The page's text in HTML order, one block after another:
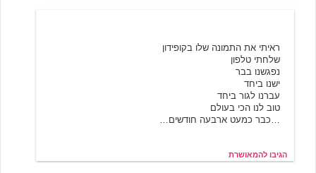
ראיתי את התמונה שלו בקופידון
שלחתי טלפון
נפגשנו בבר
ישנו ביחד
עברנו לגור ביחד
טוב לנו הכי בעולם
…כבר כמעט ארבעה חודשים…
הגיבו להמאושרת